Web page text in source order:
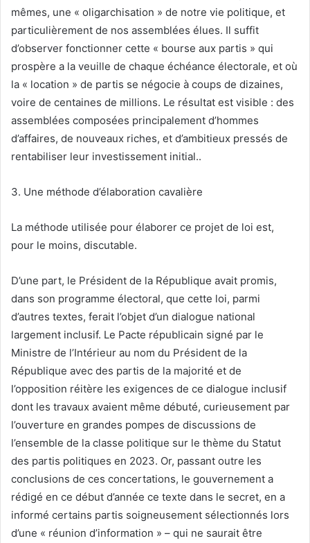
mêmes, une « oligarchisation » de notre vie politique, et
particulièrement de nos assemblées élues. Il suffit
d’observer fonctionner cette « bourse aux partis » qui
prospère a la veuille de chaque échéance électorale, et où
la « location » de partis se négocie à coups de dizaines,
voire de centaines de millions. Le résultat est visible : des
assemblées composées principalement d’hommes
d’affaires, de nouveaux riches, et d’ambitieux pressés de
rentabiliser leur investissement initial..
3. Une méthode d’élaboration cavalière
La méthode utilisée pour élaborer ce projet de loi est,
pour le moins, discutable.
D’une part, le Président de la République avait promis,
dans son programme électoral, que cette loi, parmi
d’autres textes, ferait l’objet d’un dialogue national
largement inclusif. Le Pacte républicain signé par le
Ministre de l’Intérieur au nom du Président de la
République avec des partis de la majorité et de
l’opposition réitère les exigences de ce dialogue inclusif
dont les travaux avaient même débuté, curieusement par
l’ouverture en grandes pompes de discussions de
l’ensemble de la classe politique sur le thème du Statut
des partis politiques en 2023. Or, passant outre les
conclusions de ces concertations, le gouvernement a
rédigé en ce début d’année ce texte dans le secret, en a
informé certains partis soigneusement sélectionnés lors
d’une « réunion d’information » – qui ne saurait être